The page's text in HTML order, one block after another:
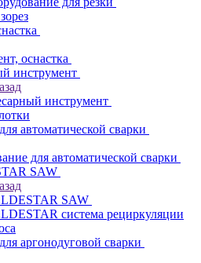
оснастка
инструмент
инструмент
автоматической сварки
для автоматической сварки
SAW
SAW
система рециркуляции
аргонодуговой сварки